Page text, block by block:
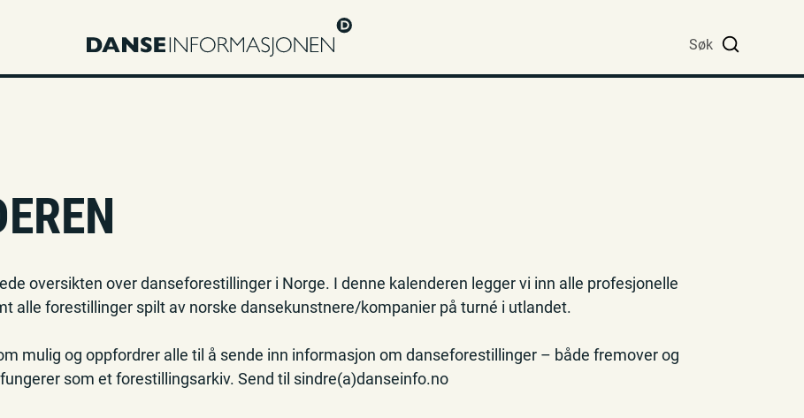
Søk
oversikten over danseforestillinger i Norge. I denne kalenderen legger vi inn alle profesjonelle
alle forestillinger spilt av norske dansekunstnere/kompanier på turné i utlandet.
mulig og oppfordrer alle til å sende inn informasjon om danseforestillinger – både fremover og
som et forestillingsarkiv. Send til sindre(a)danseinfo.no